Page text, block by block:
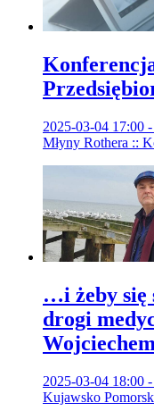
2025-03-04 17:00
Młyny Rothera ::
…i żeby się
drogi
2025-03-04 18:00
Kujawsko